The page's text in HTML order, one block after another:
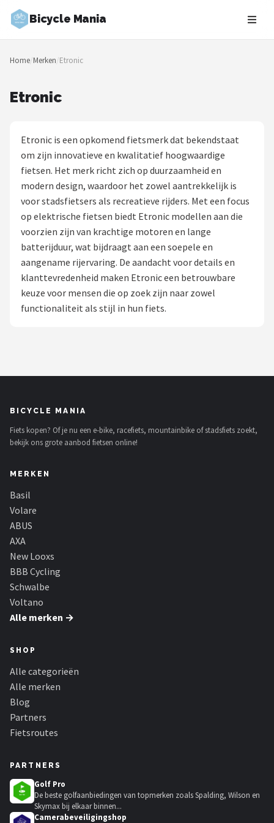
Bicycle Mania
Zoeken
NAVIGATIE
Blog
Fietsroutes
Kinderfietsen
Stadsfietsen
Elektrische fietsen
Mountainbikes
ABUS
New Looxs
BBB Cycling
Schwalbe
Voltano
Shimano
Alle merken →
Home/Merken/Etronic
Etronic
Etronic is een opkomend fietsmerk dat bekendstaat
om zijn innovatieve en kwalitatief hoogwaardige
fietsen. Het merk richt zich op duurzaamheid en
modern design, waardoor het zowel aantrekkelijk is
voor stadsfietsers als recreatieve rijders. Met een focus
op elektrische fietsen biedt Etronic modellen aan die
voorzien zijn van krachtige motoren en lange
batterijduur, wat bijdraagt aan een soepele en
aangename rijervaring. De aandacht voor details en
klanttevredenheid maken Etronic een betrouwbare
keuze voor mensen die op zoek zijn naar zowel
functionaliteit als stijl in hun fiets.
BICYCLE MANIA
Fiets kopen? Of je nu een e-bike, racefiets, mountainbike of stadsfiets zoekt,
bekijk ons grote aanbod fietsen online!
MERKEN
Basil
Volare
ABUS
AXA
New Looxs
BBB Cycling
Schwalbe
Voltano
Alle merken →
SHOP
Alle categorieën
Alle merken
Blog
Partners
Fietsroutes
PARTNERS
Golf Pro
De beste golfaanbiedingen van topmerken zoals Spalding, Wilson en
Skymax bij elkaar binnen...
Camerabeveiligingshop